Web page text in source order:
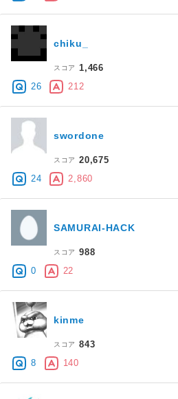
chiku_
スコア
1,466
26
212
swordone
スコア
20,675
24
2,860
SAMURAI-HACK
スコア
988
0
22
kinme
スコア
843
8
140